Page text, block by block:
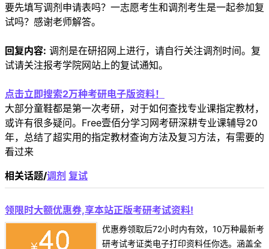
要先填写调剂申请表吗？一志愿考生和调剂考生是一起参加复
试吗？感谢老师解答。
回复内容: 调剂是在研招网上进行，请自行关注调剂时间。复
试请关注报考学院网站上的复试通知。
点击立即搜索2万种考研电子版资料！
大部分童鞋都是第一次考研，对于如何查找专业课指定教材，
或许有很多疑问。Free壹佰分学习网考研深耕专业课辅导20
年，总结了超实用的指定教材查询方法及复习方法，有需要的
看过来
相关话题/调剂 复试
领限时大额优惠券,享本站正版考研考试资料!
优惠券领取后72小时内有效，10万种最新考
研考试考证类电子打印资料任你选。涵盖全